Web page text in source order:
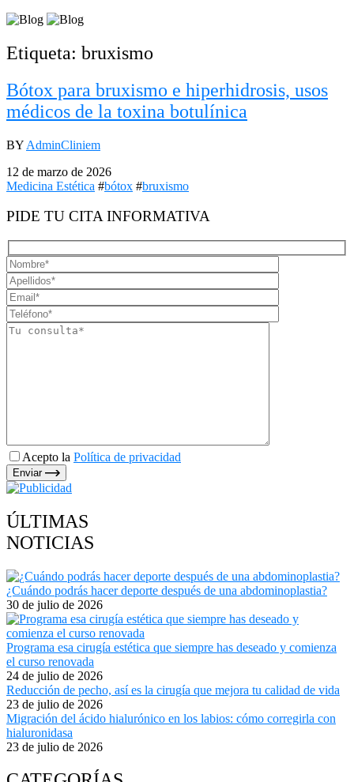
Etiqueta: bruxismo
Bótox para bruxismo e hiperhidrosis, usos
médicos de la toxina botulínica
BY AdminCliniem
12 de marzo de 2026
Medicina Estética #bótox #bruxismo
PIDE TU CITA INFORMATIVA
Acepto la Política de privacidad
Enviar
ÚLTIMAS
NOTICIAS
¿Cuándo podrás hacer deporte después de una abdominoplastia?
30 de julio de 2026
Programa esa cirugía estética que siempre has deseado y comienza
el curso renovada
24 de julio de 2026
Reducción de pecho, así es la cirugía que mejora tu calidad de vida
23 de julio de 2026
Migración del ácido hialurónico en los labios: cómo corregirla con
hialuronidasa
23 de julio de 2026